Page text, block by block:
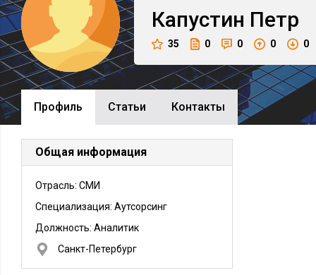
Капустин Петр
35 0 0 0 0
Профиль Cтатьи Контакты
Общая информация
Отрасль: СМИ
Специализация: Аутсорсинг
Должность: Аналитик
Санкт-Петербург